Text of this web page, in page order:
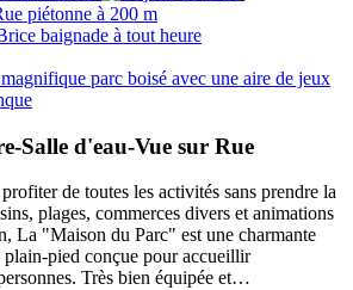
Salle d'eau-Vue sur Rue
de toutes les activités sans prendre la
plages, commerces divers et animations
La "Maison du Parc" est une charmante
plain-pied conçue pour accueillir
Très bien équipée et…